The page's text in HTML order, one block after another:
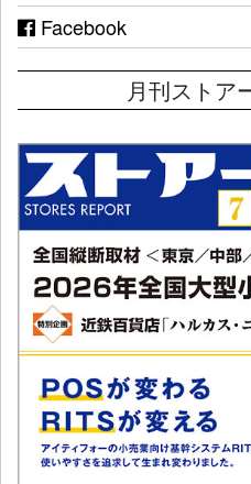
Facebook
月刊ストア